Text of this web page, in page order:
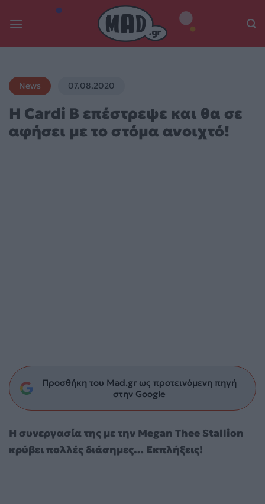
News 07.08.2020
H Cardi B επέστρεψε και θα σε
αφήσει με το στόμα ανοιχτό!
Προσθήκη του Mad.gr ως προτεινόμενη πηγή
στην Google
Η συνεργασία της με την Megan Thee Stallion
κρύβει πολλές διάσημες… Εκπλήξεις!